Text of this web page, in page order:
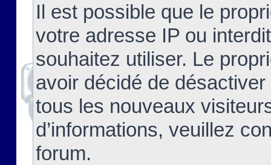
Il est possible que le
votre adresse IP ou
souhaitez utiliser. Le
avoir décidé de
tous les nouveaux
d’informations, veuillez
forum.